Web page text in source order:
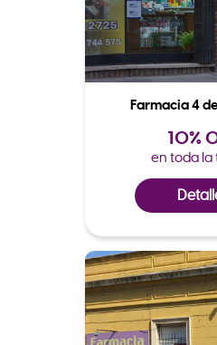
Farmacia 4
10%
en toda la